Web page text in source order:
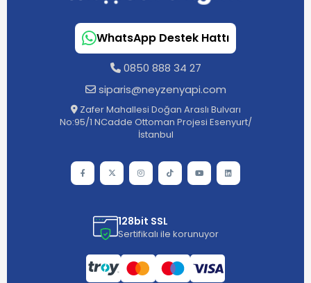
WhatsApp Destek Hattı
0850 888 34 27
siparis@neyzenyapi.com
Zafer Mahallesi Doğan Araslı Bulvarı
No:95/1 NCadde Ottoman Projesi Esenyurt/
İstanbul
128bit SSL
Sertifikalı ile korunuyor